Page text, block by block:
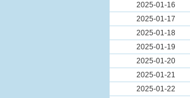
2025-01-16
2025-01-17
2025-01-18
2025-01-19
2025-01-20
2025-01-21
2025-01-22